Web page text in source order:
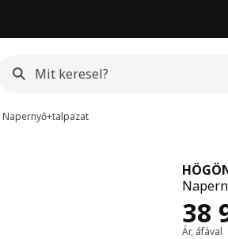
Napernyő+talpazat
38
Ár
Ár, áfával